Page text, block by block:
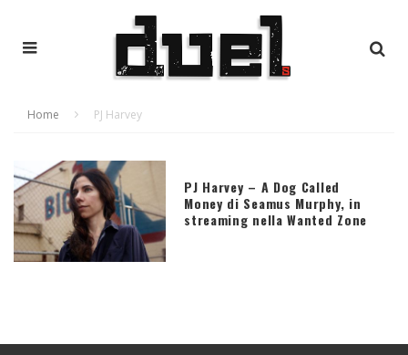
Home PJ Harvey
PJ Harvey – A Dog Called
Money di Seamus Murphy, in
streaming nella Wanted Zone